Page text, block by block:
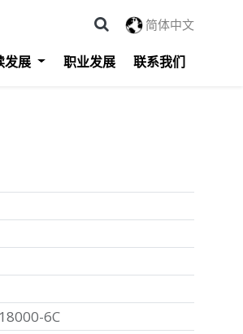
发展 职业发展 联系我们
简体中文
6C